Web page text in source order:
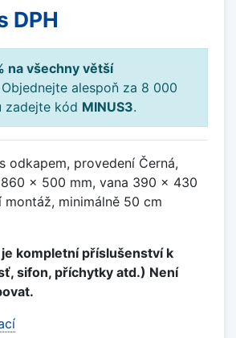
DPH
na všechny větší
Objednejte alespoň za 8 000
zadejte kód MINUS3.
odkapem, provedení Černá,
x 500 mm, vana 390 x 430
montáž, minimálně 50 cm
kompletní příslušenství k
sifon, příchytky atd.) Není